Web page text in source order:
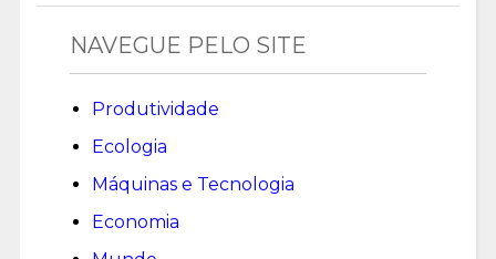
NAVEGUE PELO SITE
Produtividade
Ecologia
Máquinas e Tecnologia
Economia